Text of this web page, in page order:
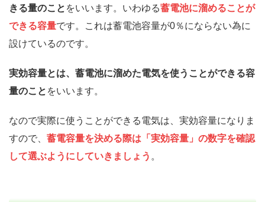
きる量のこと をいいます。いわゆる蓄電池に溜めることが
できる容量です。これは蓄電池容量が0％にならない為に
設けているのです。
実効容量とは、蓄電池に溜めた電気を使うことができる容
量のこと をいいます。
なので実際に使うことができる電気は、実効容量になりま
すので、 蓄電容量を決める際は「実効容量」の数字を確認
して選ぶようにしていきましょう 。